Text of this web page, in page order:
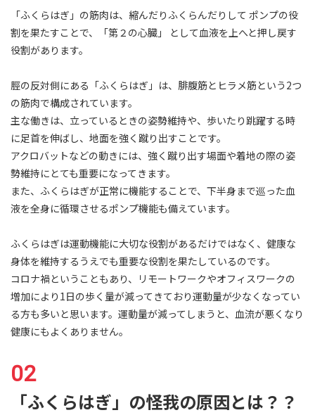
「ふくらはぎ」の筋肉は、縮んだりふくらんだりして ポンプの役
割を果たすことで、「第２の心臓」 として血液を上へと押し戻す
役割があります。
脛の反対側にある「ふくらはぎ」は、腓腹筋とヒラメ筋という2つ
の筋肉で構成されています。
主な働きは、立っているときの姿勢維持や、歩いたり跳躍する時
に足首を伸ばし、地面を強く蹴り出すことです。
アクロバットなどの動きには、強く蹴り出す場面や着地の際の姿
勢維持にとても重要になってきます。
また、ふくらはぎが正常に機能することで、下半身まで巡った血
液を全身に循環させるポンプ機能も備えています。
ふくらはぎは運動機能に大切な役割があるだけではなく、健康な
身体を維持するうえでも重要な役割を果たしているのです。
コロナ禍ということもあり、リモートワークやオフィスワークの
増加により1日の歩く量が減ってきており運動量が少なくなってい
る方も多いと思います。運動量が減ってしまうと、血流が悪くなり
健康にもよくありません。
「ふくらはぎ」の怪我の原因とは？？